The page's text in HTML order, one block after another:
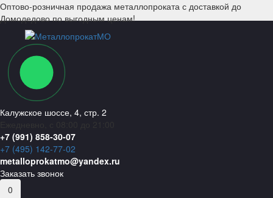
Оптово-розничная продажа металлопроката с доставкой до
Домодедово по выгодным ценам!
Калужское шоссе, 4, стр. 2
+7 (991) 858-30-07
+7 (495) 142-77-02
metalloprokatmo@yandex.ru
Заказать звонок
0